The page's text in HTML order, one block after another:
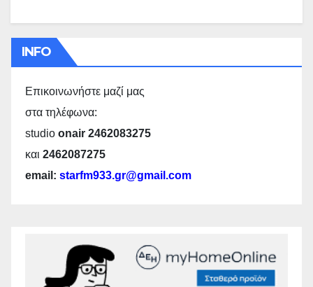
INFO
Επικοινωνήστε μαζί μας
στα τηλέφωνα:
studio onair 2462083275
και 2462087275
email: starfm933.gr@gmail.com